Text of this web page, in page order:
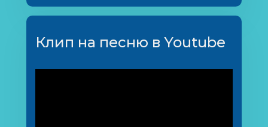
Клип на песню в Youtube